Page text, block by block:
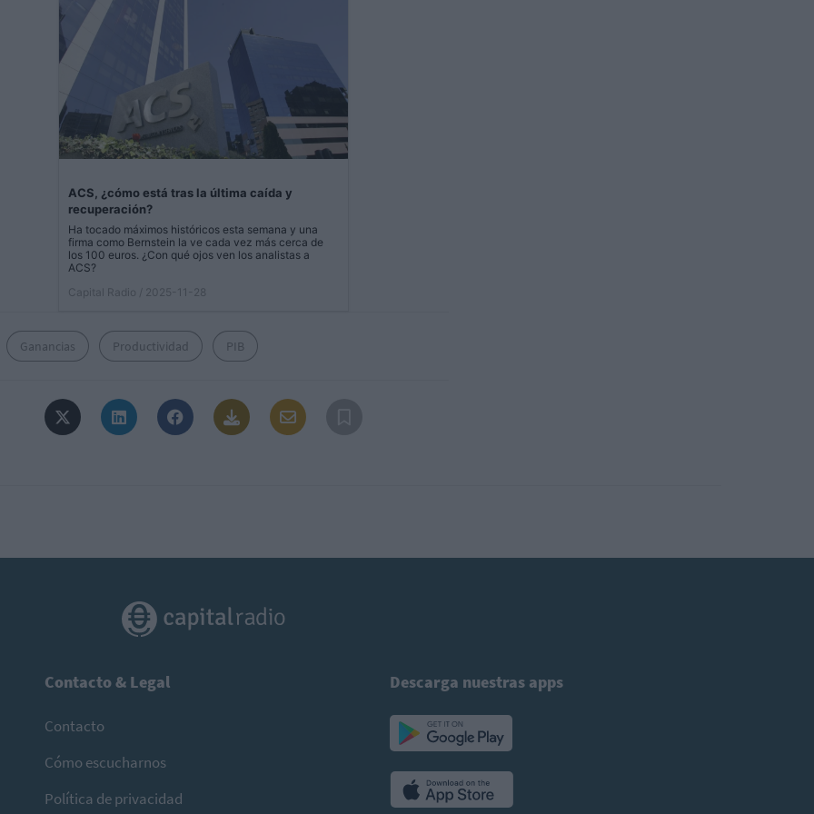
ACS, ¿cómo está tras la última caída y
recuperación?
Ha tocado máximos históricos esta semana y una
firma como Bernstein la ve cada vez más cerca de
los 100 euros. ¿Con qué ojos ven los analistas a
ACS?
Capital Radio
/ 2025-11-28
Ganancias Productividad PIB
Contacto & Legal
Contacto
Cómo escucharnos
Política de privacidad
Descarga nuestras apps